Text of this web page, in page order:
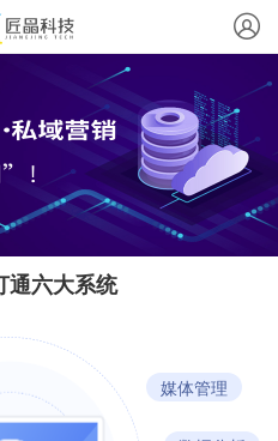
通六大系统
媒体管理